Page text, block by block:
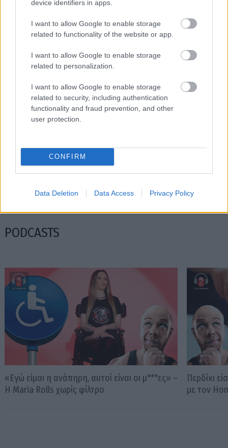
device identifiers in apps.
I want to allow Google to enable storage
related to functionality of the website or app.
I want to allow Google to enable storage
related to personalization.
I want to allow Google to enable storage
related to security, including authentication
functionality and fraud prevention, and other
user protection.
CONFIRM
Data Deletion Data Access Privacy Policy
Διαβάστε επίσης
Η Ισπανία ενώ αγωνίζεται να προσελκύσει
κινεζικές αυτοκινητοβιομηχανίες, πιέζει για
PODCASTS
«Εγώ είμαι η ανάπηρη, αυτοί είναι οι μ***ες» –
Η Maria Rolls χωρίς φίλτρο
Περδίκι
με τον